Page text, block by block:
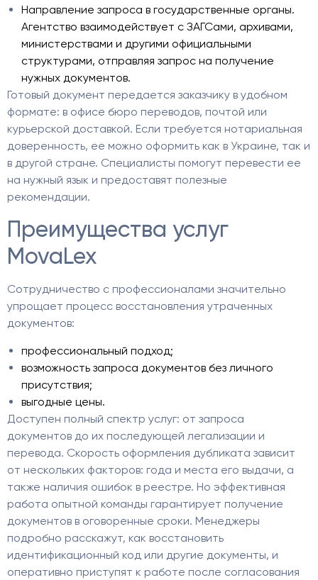
Направление запроса в государственные органы.
Агентство взаимодействует с ЗАГСами, архивами,
министерствами и другими официальными
структурами, отправляя запрос на получение
нужных документов.
Готовый документ передается заказчику в удобном
формате: в офисе бюро переводов, почтой или
курьерской доставкой. Если требуется нотариальная
доверенность, ее можно оформить как в Украине, так и
в другой стране. Специалисты помогут перевести ее
на нужный язык и предоставят полезные
рекомендации.
Преимущества услуг
MovaLex
Сотрудничество с профессионалами значительно
упрощает процесс восстановления утраченных
документов:
профессиональный подход;
возможность запроса документов без личного
присутствия;
выгодные цены.
Доступен полный спектр услуг: от запроса
документов до их последующей легализации и
перевода. Скорость оформления дубликата зависит
от нескольких факторов: года и места его выдачи, а
также наличия ошибок в реестре. Но эффективная
работа опытной команды гарантирует получение
документов в оговоренные сроки. Менеджеры
подробно расскажут, как восстановить
идентификационный код или другие документы, и
оперативно приступят к работе после согласования